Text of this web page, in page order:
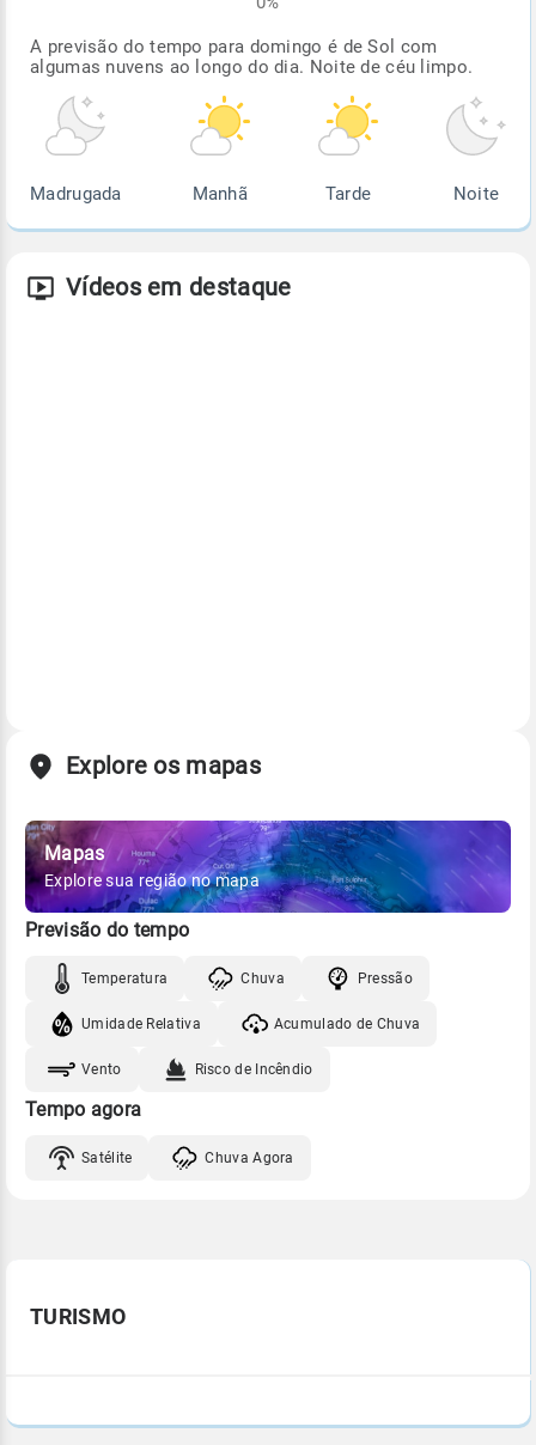
A previsão do tempo para domingo é de Sol com
algumas nuvens ao longo do dia. Noite de céu limpo.
Madrugada Manhã Tarde Noite
Vídeos em destaque
Explore os mapas
Mapas
Explore sua região no mapa
Previsão do tempo
Temperatura Chuva Pressão
Umidade Relativa Acumulado de Chuva
Vento Risco de Incêndio
Tempo agora
Satélite Chuva Agora
TURISMO